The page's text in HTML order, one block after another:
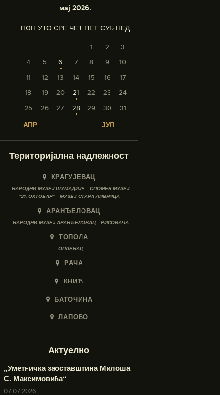
мај 2026.
ПОН УТО СРЕ ЧЕТ ПЕТ СУБ НЕД
1 2
3
4
5 6 7 8 9
10
11
12 13 14 15 16
17
18
19 20 21 22 23
24
25
26 27 28 29 30 31
« АПР ЈУЛ »
Територијална надлежност
КРАГУЈЕВАЦ
- НАРОДНИ МУЗЕЈ ШУМАДИЈЕ - СПОМЕН МУЗЕЈ
"21. ОКТОБАР" - МУЗЕЈ СТАРА ЛИВНИЦА
АРАНЂЕЛОВАЦ
- НАРОДНИ МУЗЕЈ АРАНЂЕЛОВАЦ - РИСОВАЧА
ТОПОЛА
- ОПЛЕНАЦ
РАЧА
КНИЋ
БАТОЧИНА
ЛАПОВО
Актуелно
„Уметничка заоставштина Милоша
С. Максимовића“
07.07.2026